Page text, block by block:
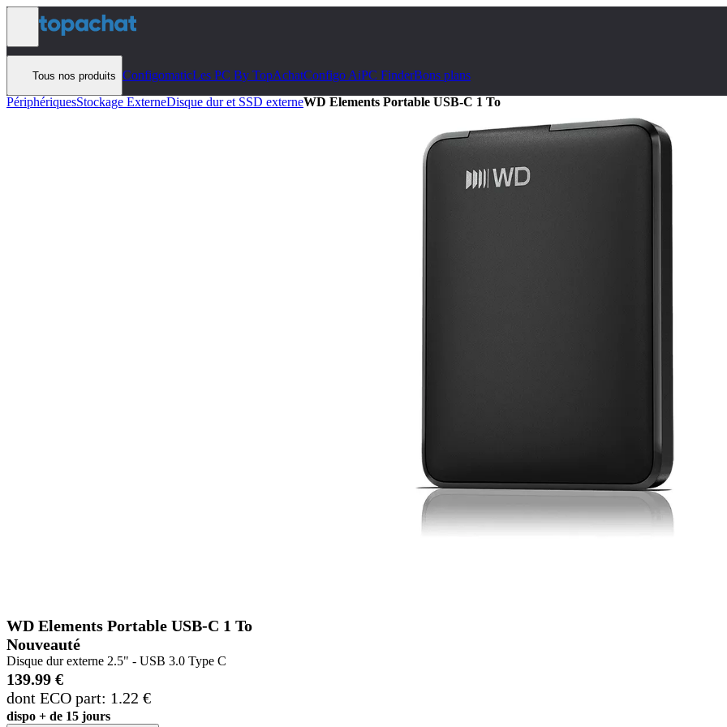
Aller au contenu
Tous nos produits ConfigomaticLes PC By TopAchatConfigo AiPC FinderBons plans
PériphériquesStockage ExterneDisque dur et SSD externeWD Elements Portable USB-C 1 To
WD Elements Portable USB-C 1 To
Nouveauté
Disque dur externe 2.5" - USB 3.0 Type C
139.99 €
dont ECO part: 1.22 €
dispo + de 15 jours